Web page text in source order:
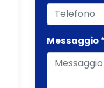
Messaggio *